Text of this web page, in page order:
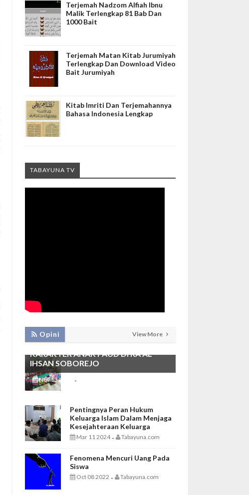
Terjemah Nadzom Alfiah Ibnu
Malik Terlengkap 81 Bab Dan
1000 Bait
Terjemah Matan Kitab Jurumiyah
Terlengkap Dan Download Video
Bait Jurumiyah
Kitab Imriti Dan Terjemahannya
Bahasa Indonesia Lengkap
TABAYUNA TV
Opini View More
PEMBIASAAN SHALAT DHUHA DAN
MENGAJI SEBAGAI FONDASI
KARAKTER ANAK PAUD DI RA AL
IHSAN SOBOREJO
Nov 13 2025 -
Pentingnya Peran Hukum
Keluarga Islam Dalam Menjaga
Kesejahteraan Keluarga
Mar 11 2024 - Tabayuna.com
Fenomena Mencuri Uang Pada
Siswa
Oct 08 2022 - Tabayuna.com